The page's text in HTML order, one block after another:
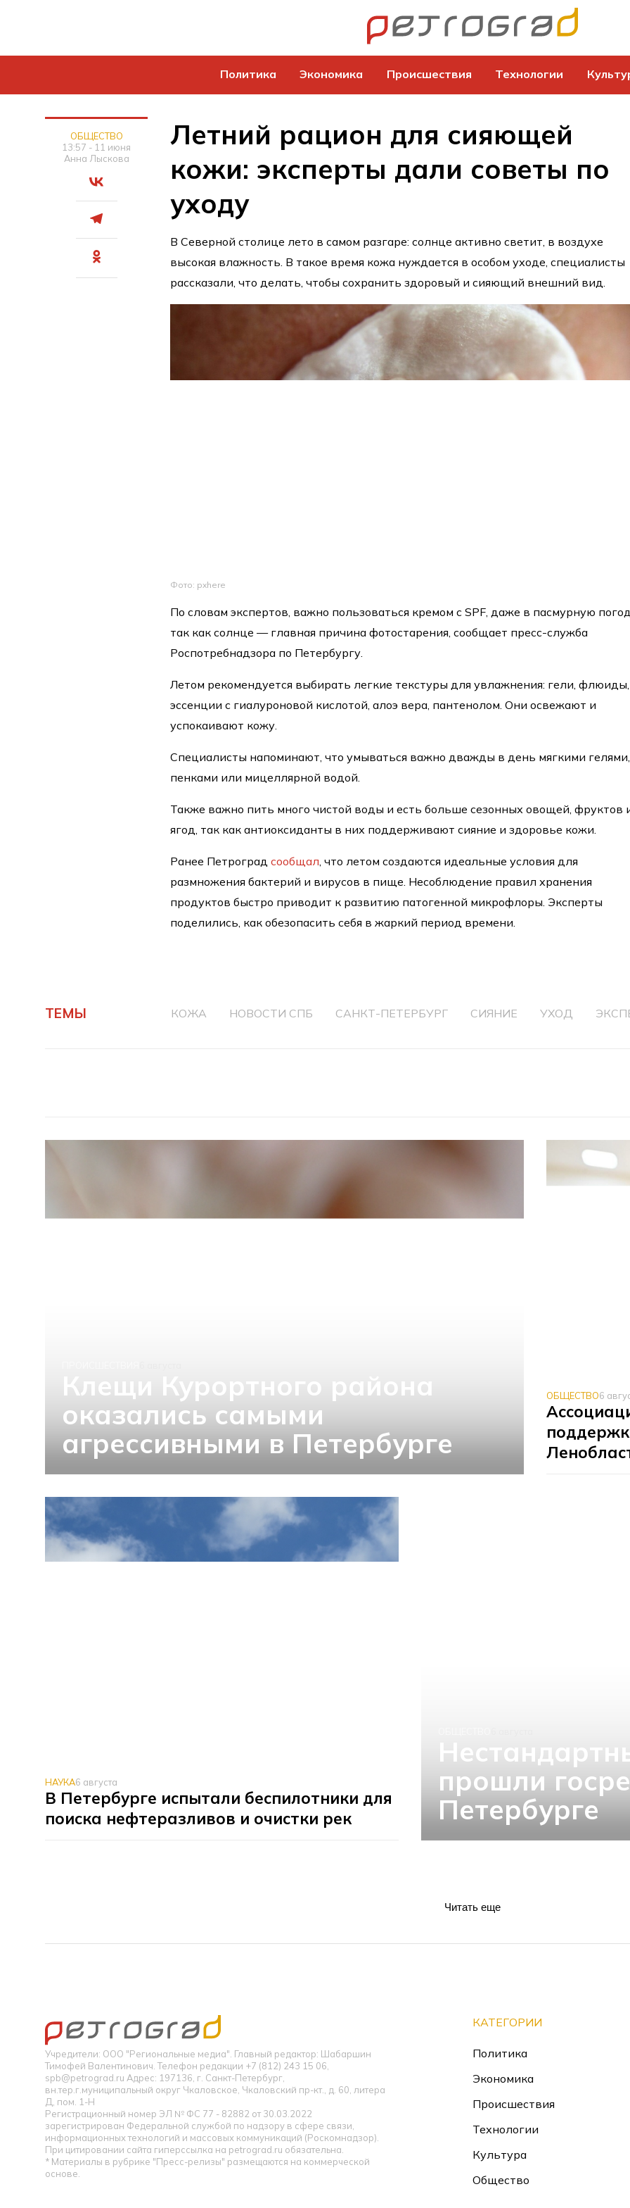
Политика Экономика Происшествия Технологии
ОБЩЕСТВО
13:57 - 11 июня
Анна Лыскова
Летний рацион для сияющей
кожи: эксперты дали советы по
уходу
В Северной столице лето в самом разгаре: солнце активно светит, в воздухе
высокая влажность. В такое время кожа нуждается в особом уходе, специалисты
рассказали, что делать, чтобы сохранить здоровый и сияющий внешний вид.
Фото: pxhere
По словам экспертов, важно пользоваться кремом с SPF, даже в пасмурную
так как солнце — главная причина фотостарения, сообщает пресс-служба
Роспотребнадзора по Петербургу.
Летом рекомендуется выбирать легкие текстуры для увлажнения: гели, флюиды,
эссенции с гиалуроновой кислотой, алоэ вера, пантенолом. Они освежают и
успокаивают кожу.
Специалисты напоминают, что умываться важно дважды в день мягкими гелями,
пенками или мицеллярной водой.
Также важно пить много чистой воды и есть больше сезонных овощей, фруктов
ягод, так как антиоксиданты в них поддерживают сияние и здоровье кожи.
Ранее Петроградсообщал , что летом создаются идеальные условия для
размножения бактерий и вирусов в пище. Несоблюдение правил хранения
продуктов быстро приводит к развитию патогенной микрофлоры. Эксперты
поделились, как обезопасить себя в жаркий период времени.
ТЕМЫ КОЖА НОВОСТИ СПБ САНКТ-ПЕТЕРБУРГ СИЯНИЕ УХОД
Клещи Курортного района
оказались самыми
агрессивными в Петербурге
ОБЩЕСТВО6
НАУКА6 августа
В Петербурге испытали беспилотники для
поиска нефтеразливов и очистки рек
прошли
Петербурге
Читать еще
Учредители: ООО "Региональные медиа". Главный редактор: Шабаршин
Тимофей Валентинович. Телефон редакции +7 (812) 243 15 06,
spb@petrograd.ru Адрес: 197136, г. Санкт-Петербург,
вн.тер.г.муниципальный округ Чкаловское, Чкаловский пр-кт., д. 60, литера
Д, пом. 1-Н
Регистрационный номер ЭЛ № ФС 77 - 82882 от 30.03.2022
зарегистрирован Федеральной службой по надзору в сфере связи,
информационных технологий и массовых коммуникаций (Роскомнадзор).
При цитировании сайта гиперссылка на petrograd.ru обязательна.
* Материалы в рубрике "Пресс-релизы" размещаются на коммерческой
основе.
КАТЕГОРИИ
Политика
Экономика
Происшествия
Технологии
Культура
Общество